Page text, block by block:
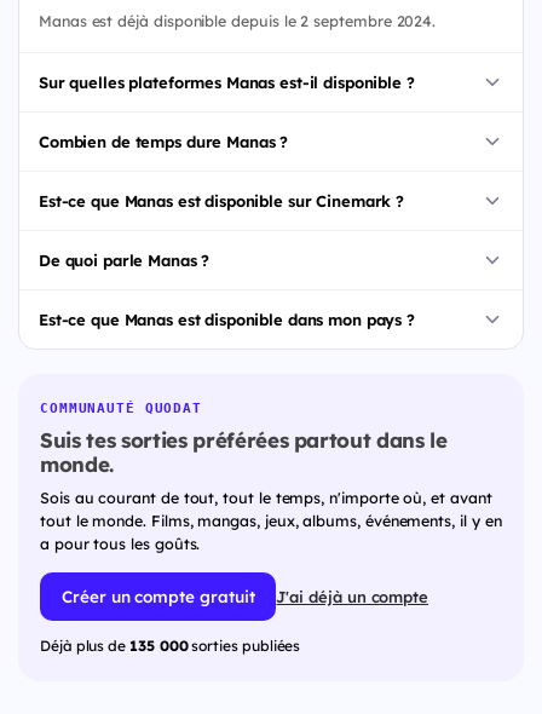
Manas est déjà disponible depuis le 2 septembre 2024.
Sur quelles plateformes Manas est-il disponible ?
Combien de temps dure Manas ?
Est-ce que Manas est disponible sur Cinemark ?
De quoi parle Manas ?
Est-ce que Manas est disponible dans mon pays ?
COMMUNAUTÉ QUODAT
Suis tes sorties préférées partout dans le
monde.
Sois au courant de tout, tout le temps, n'importe où, et avant
tout le monde. Films, mangas, jeux, albums, événements, il y en
a pour tous les goûts.
Créer un compte gratuit J'ai déjà un compte
Déjà plus de 135 000sorties publiées